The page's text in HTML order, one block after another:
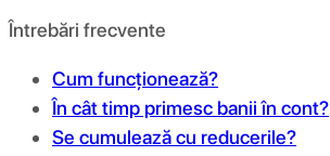
Întrebări frecvente
Cum funcționează?
În cât timp primesc banii în cont?
Se cumulează cu reducerile?